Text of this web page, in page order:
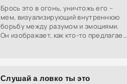
Брось это в огонь, уничтожь его –
мем, визуализирующий внутреннюю
борьбу между разумом и эмоциями.
Он изображает, как кто-то предлагает
Слушай а ловко ты это